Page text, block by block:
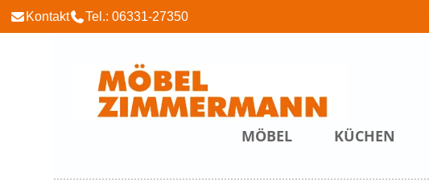
Kontakt Tel.: 06331-27350
MÖBEL KÜCHEN